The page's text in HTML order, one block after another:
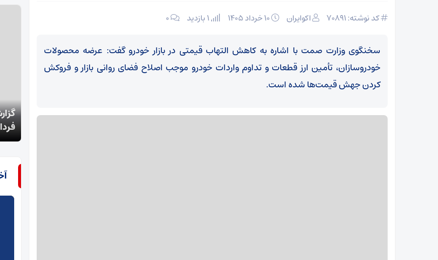
کد نوشته: 70891 اکوایران ۰
سخنگوی وزارت صمت با اشاره به کاهش التهاب قیمتی در بازار خودرو گفت: عرضه محصولات
خودروسازان، تأمین ارز قطعات و تداوم واردات خودرو موجب اصلاح فضای روانی بازار و فروکش
کردن جهش قیمت‌ها شده است.
رفیع‌زاده: دو محدودیت بزرگ برای ساماندهی نیروهای
گزارش‌های تسنیم جواب داد؛ کاهش قیمت مرغ از